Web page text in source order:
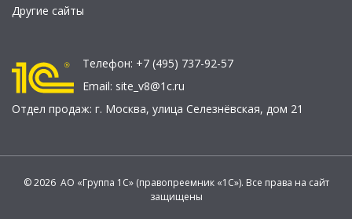
Другие сайты
Телефон: +7 (495) 737-92-57
Email: site_v8@1c.ru
Отдел продаж: г. Москва, улица Селезнёвская, дом 21
© 2026 АО «Группа 1С» (правопреемник «1С»). Все права на сайт
защищены